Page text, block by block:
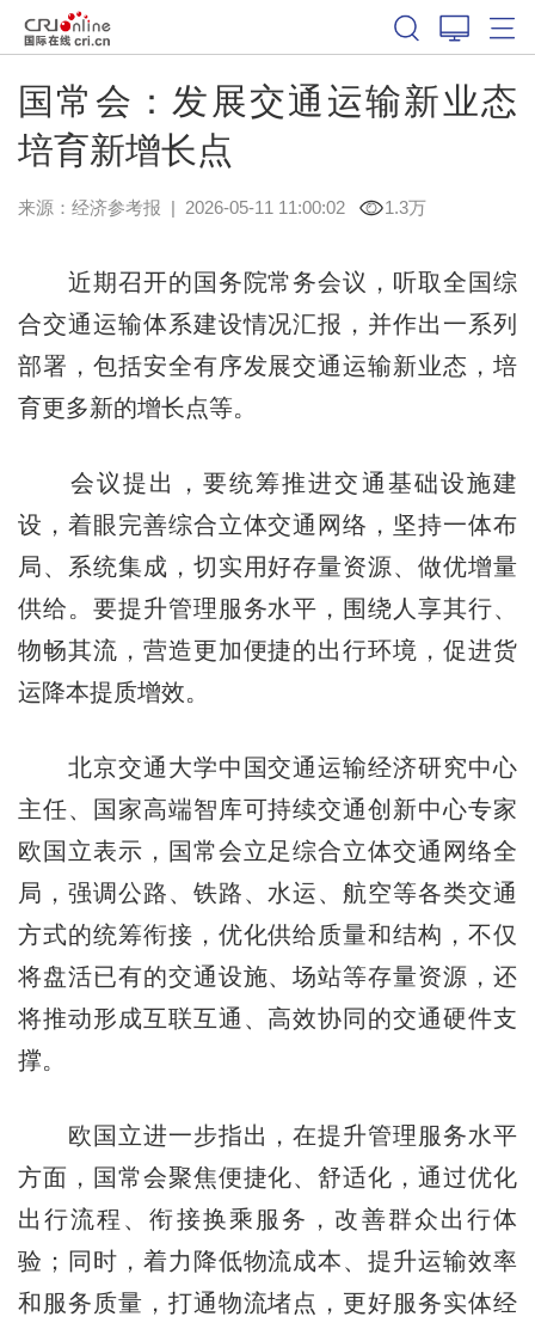
国常会：发展交通运输新业态
培育新增长点
来源： 经济参考报 | 2026-05-11 11:00:02 1.3万
近期召开的国务院常务会议，听取全国综
合交通运输体系建设情况汇报，并作出一系列
部署，包括安全有序发展交通运输新业态，培
育更多新的增长点等。
会议提出，要统筹推进交通基础设施建
设，着眼完善综合立体交通网络，坚持一体布
局、系统集成，切实用好存量资源、做优增量
供给。要提升管理服务水平，围绕人享其行、
物畅其流，营造更加便捷的出行环境，促进货
运降本提质增效。
北京交通大学中国交通运输经济研究中心
主任、国家高端智库可持续交通创新中心专家
欧国立表示，国常会立足综合立体交通网络全
局，强调公路、铁路、水运、航空等各类交通
方式的统筹衔接，优化供给质量和结构，不仅
将盘活已有的交通设施、场站等存量资源，还
将推动形成互联互通、高效协同的交通硬件支
撑。
欧国立进一步指出，在提升管理服务水平
方面，国常会聚焦便捷化、舒适化，通过优化
出行流程、衔接换乘服务，改善群众出行体
验；同时，着力降低物流成本、提升运输效率
和服务质量，打通物流堵点，更好服务实体经